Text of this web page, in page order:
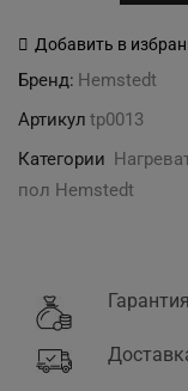
Нагревательный
Hemstedt
DR
под
плитку
Добавить в
Бренд: Hemstedt
Артикул tp0013
Категории
пол Hemstedt